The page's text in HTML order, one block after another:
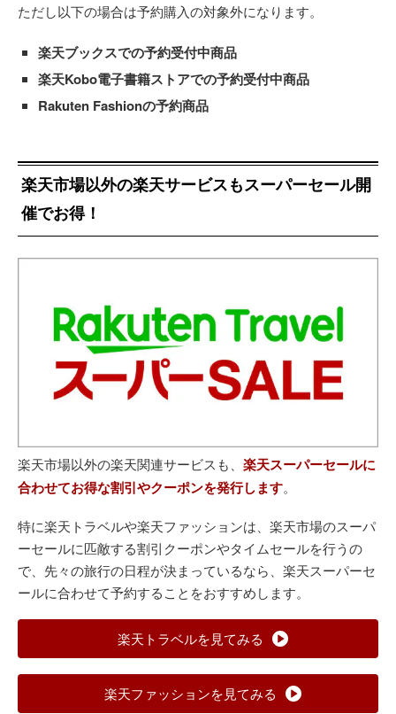
ただし以下の場合は予約購入の対象外になります。
楽天ブックスでの予約受付中商品
楽天Kobo電子書籍ストアでの予約受付中商品
Rakuten Fashionの予約商品
楽天市場以外の楽天サービスもスーパーセール開
催でお得！
楽天市場以外の楽天関連サービスも、 楽天スーパーセールに
合わせてお得な割引やクーポンを発行します。
特に楽天トラベルや楽天ファッションは、楽天市場のスーパ
ーセールに匹敵する割引クーポンやタイムセールを行うの
で、先々の旅行の日程が決まっているなら、楽天スーパーセ
ールに合わせて予約することをおすすめします。
楽天トラベルを見てみる
楽天ファッションを見てみる